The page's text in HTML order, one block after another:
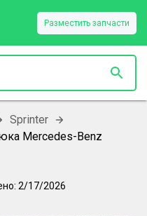
Разместить запчасти
Sprinter
Mercedes-Benz
2/17/2026